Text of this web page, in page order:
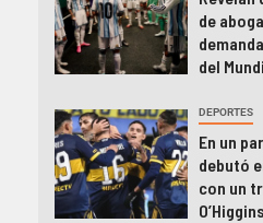
de
del
DEPORTES
En un
debutó
con un
O’Higgins